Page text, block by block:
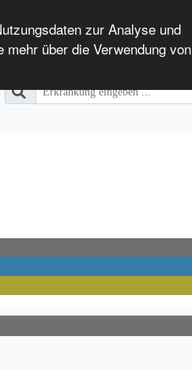
zur Analyse und
über die Verwendung von